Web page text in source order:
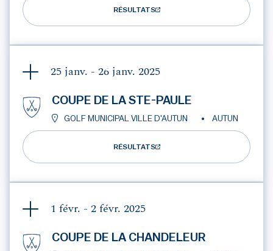
RÉSULTATS
25 janv. - 26 janv. 2025
COUPE DE LA STE-PAULE
GOLF MUNICIPAL VILLE D'AUTUN AUTUN
RÉSULTATS
1 févr. - 2 févr. 2025
COUPE DE LA CHANDELEUR